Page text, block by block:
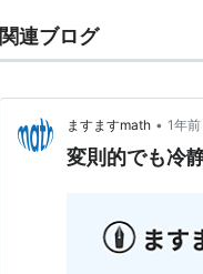
関連ブログ
ますますmath • 1年前
変則的でも冷